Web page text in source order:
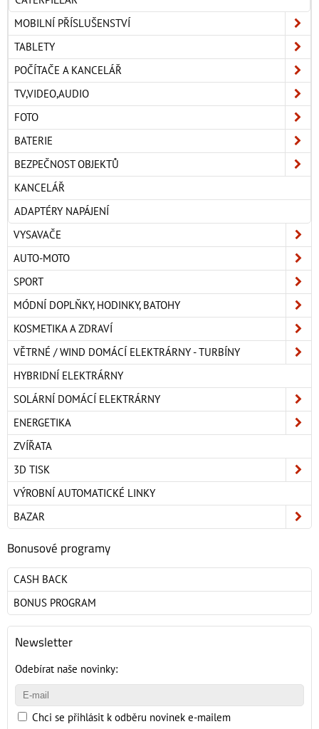
MOBILNÍ PŘÍSLUŠENSTVÍ
TABLETY
POČÍTAČE A KANCELÁŘ
TV,VIDEO,AUDIO
FOTO
BATERIE
BEZPEČNOST OBJEKTŮ
KANCELÁŘ
ADAPTÉRY NAPÁJENÍ
VYSAVAČE
AUTO-MOTO
SPORT
MÓDNÍ DOPLŇKY, HODINKY, BATOHY
KOSMETIKA A ZDRAVÍ
VĚTRNÉ / WIND DOMÁCÍ ELEKTRÁRNY - TURBÍNY
HYBRIDNÍ ELEKTRÁRNY
SOLÁRNÍ DOMÁCÍ ELEKTRÁRNY
ENERGETIKA
ZVÍŘATA
3D TISK
VÝROBNÍ AUTOMATICKÉ LINKY
BAZAR
Bonusové programy
CASH BACK
BONUS PROGRAM
Newsletter
Odebírat naše novinky:
Chci se přihlásit k odběru novinek e-mailem